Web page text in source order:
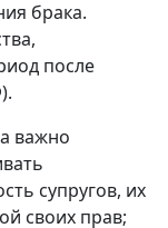
брака.
после
важно
супругов, их
своих прав;